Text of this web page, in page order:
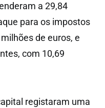
a 29,84
para os impostos
de euros, e
com 10,69
registaram uma